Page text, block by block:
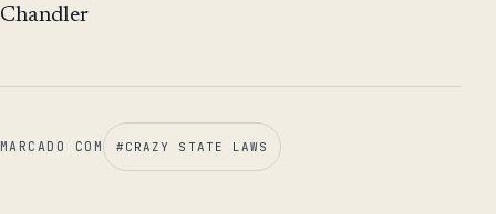
Chandler
MARCADO COM #CRAZY STATE LAWS